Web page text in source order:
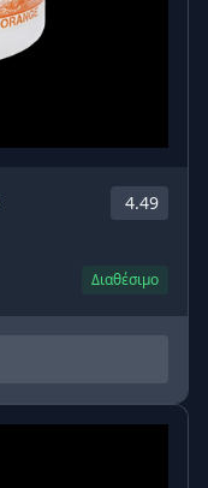
4.49
Διαθέσιμο